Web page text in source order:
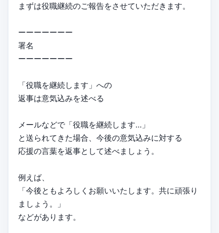
まずは役職継続のご報告をさせていただきます。
ーーーーーーー
署名
ーーーーーーー
「役職を継続します」への
返事は意気込みを述べる
メールなどで「役職を継続します…」
と送られてきた場合、今後の意気込みに対する
応援の言葉を返事として述べましょう。
例えば、
「今後ともよろしくお願いいたします。共に頑張り
ましょう。」
などがあります。